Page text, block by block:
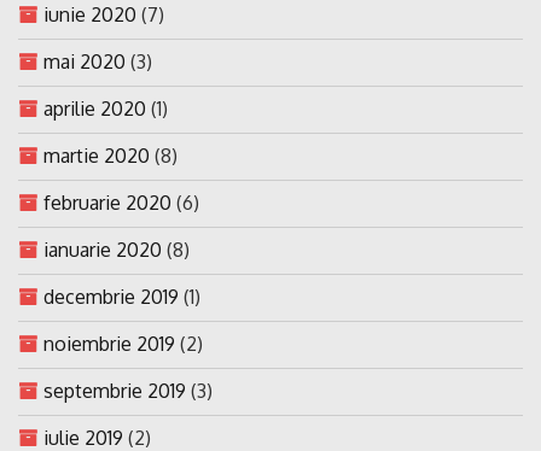
iunie 2020 (7)
mai 2020 (3)
aprilie 2020 (1)
martie 2020 (8)
februarie 2020 (6)
ianuarie 2020 (8)
decembrie 2019 (1)
noiembrie 2019 (2)
septembrie 2019 (3)
iulie 2019 (2)